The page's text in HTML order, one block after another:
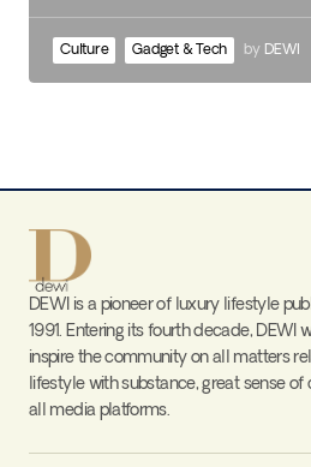
Culture Gadget & Tech by DEWI
DEWI is a pioneer of luxury lifestyle
1991. Entering its fourth decade, DEWI
inspire the community on all matters
lifestyle with substance, great sense
all media platforms.